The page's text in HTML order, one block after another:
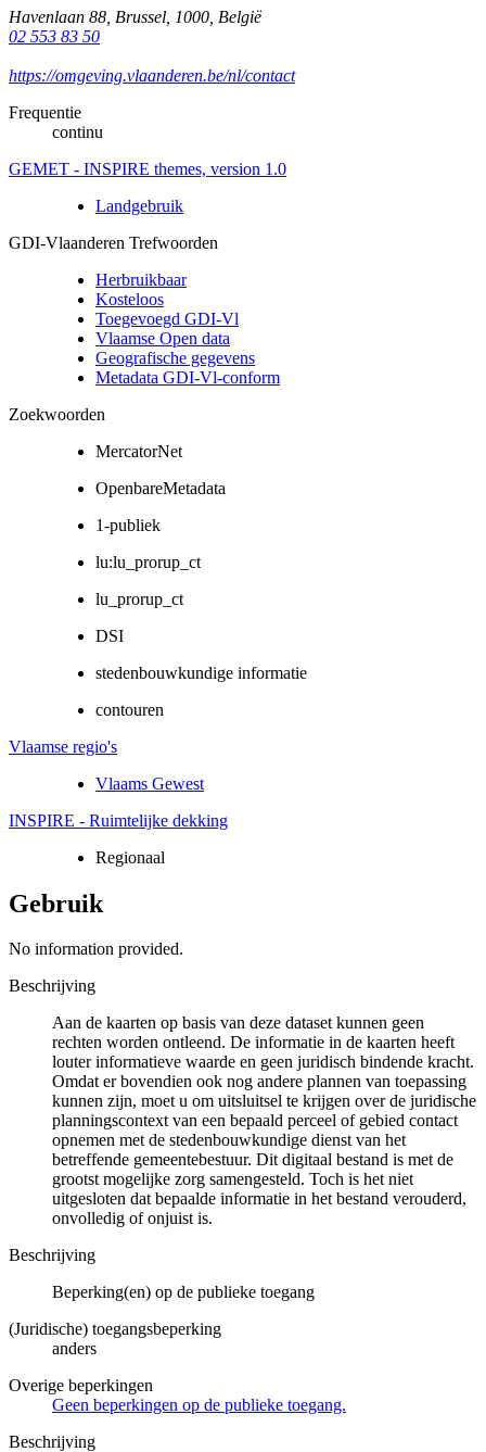
Havenlaan 88 Brussel 1000 België
02 553 83 50
https://omgeving.vlaanderen.be/nl/contact
Frequentie
continu
GEMET - INSPIRE themes, version 1.0
Landgebruik
GDI-Vlaanderen Trefwoorden
Herbruikbaar
Kosteloos
Toegevoegd GDI-Vl
Vlaamse Open data
Geografische gegevens
Metadata GDI-Vl-conform
Zoekwoorden
MercatorNet
OpenbareMetadata
1-publiek
lu:lu_prorup_ct
lu_prorup_ct
DSI
stedenbouwkundige informatie
contouren
Vlaamse regio's
Vlaams Gewest
INSPIRE - Ruimtelijke dekking
Regionaal
Gebruik
No information provided.
Beschrijving
Aan de kaarten op basis van deze dataset kunnen geen
rechten worden ontleend. De informatie in de kaarten heeft
louter informatieve waarde en geen juridisch bindende kracht.
Omdat er bovendien ook nog andere plannen van toepassing
kunnen zijn, moet u om uitsluitsel te krijgen over de juridische
planningscontext van een bepaald perceel of gebied contact
opnemen met de stedenbouwkundige dienst van het
betreffende gemeentebestuur. Dit digitaal bestand is met de
grootst mogelijke zorg samengesteld. Toch is het niet
uitgesloten dat bepaalde informatie in het bestand verouderd,
onvolledig of onjuist is.
Beschrijving
Beperking(en) op de publieke toegang
(Juridische) toegangsbeperking
anders
Overige beperkingen
Geen beperkingen op de publieke toegang.
Beschrijving